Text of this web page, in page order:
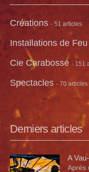
Créations - 51 articles
Installations de Feu
Cie Carabosse - 151
Spectacles - 70 articles
Derniers articles
A
Après